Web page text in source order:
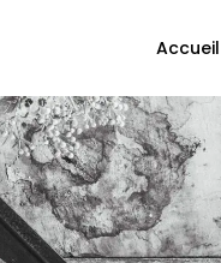
Accueil